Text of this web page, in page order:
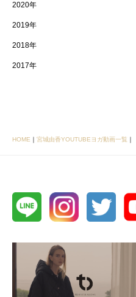
2020年
2019年
2018年
2017年
HOME ｜ 宮城由香YOUTUBEヨガ動画一覧 ｜